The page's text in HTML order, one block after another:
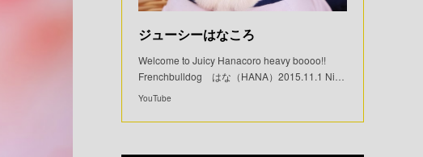
ジューシーはなころ
Welcome to Juicy Hanacoro heavy boooo!!
Frenchbulldog はな（HANA）2015.11.1 Ni…
YouTube